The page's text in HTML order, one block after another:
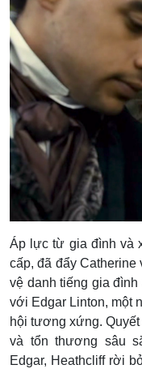
Áp lực từ gia đình và
cấp, đã đẩy
vệ danh tiếng gia
với Edgar Linton, một
hội tương xứng.
và tổn thương sâu
Edgar, Heathcliff rời